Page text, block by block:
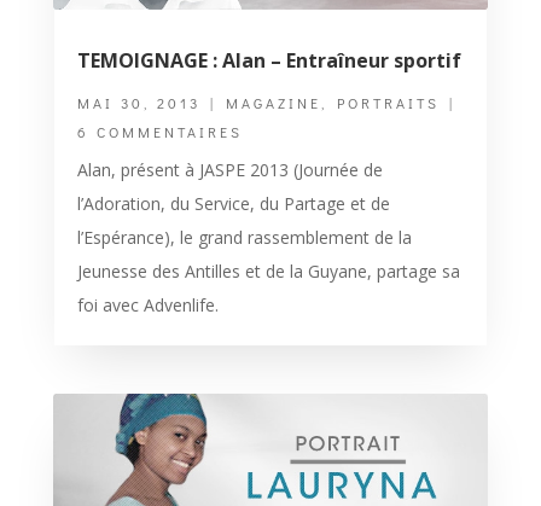
TEMOIGNAGE : Alan – Entraîneur sportif
MAI 30, 2013 | MAGAZINE, PORTRAITS
|
6 COMMENTAIRES
Alan, présent à JASPE 2013 (Journée de
l’Adoration, du Service, du Partage et de
l’Espérance), le grand rassemblement de la
Jeunesse des Antilles et de la Guyane, partage sa
foi avec Advenlife.